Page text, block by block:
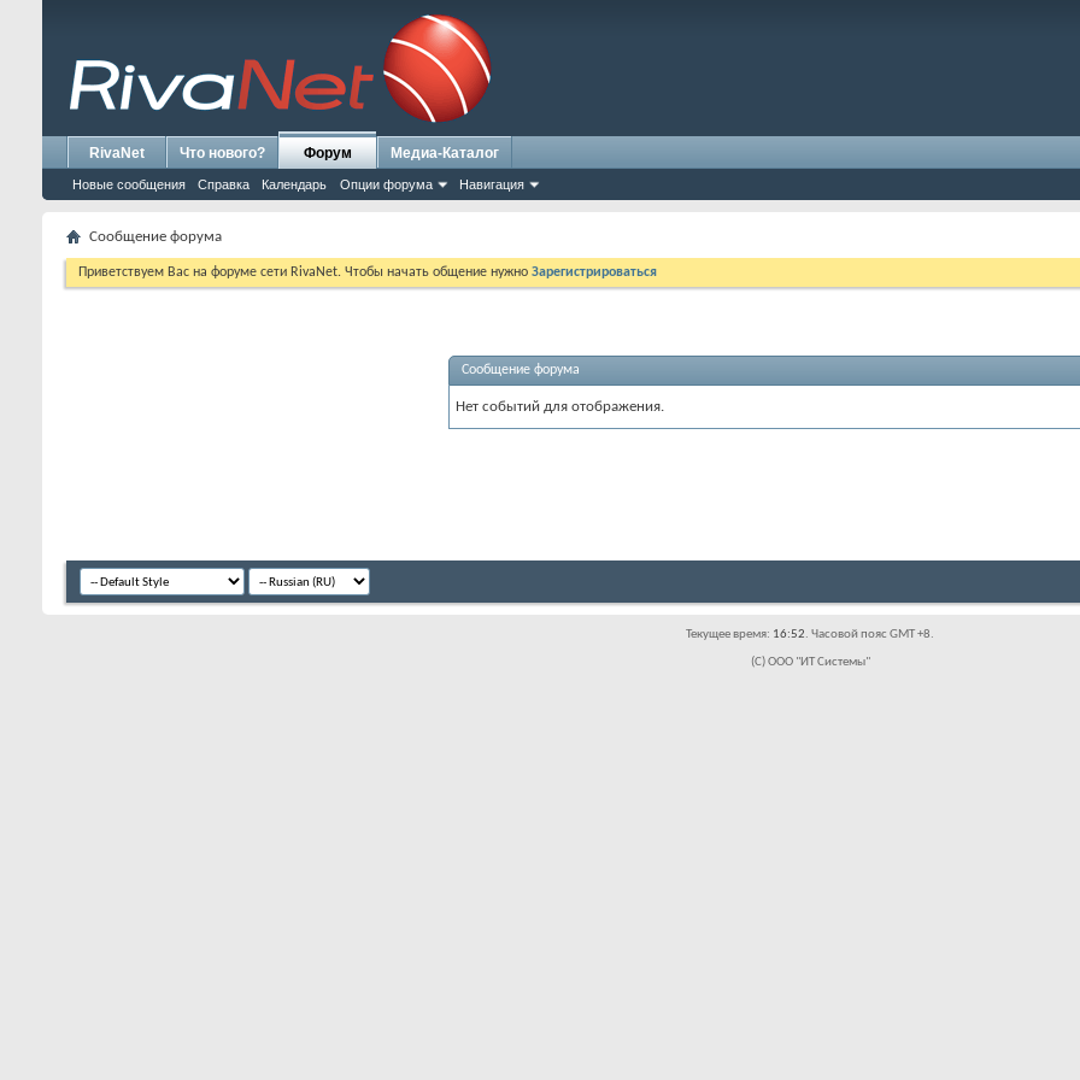
RivaNet Что нового? Форум
Новые сообщения Справка Календарь Опции форума Навигация
Медиа-Каталог
Сообщение форума
Приветствуем Вас на форуме сети RivaNet. Чтобы начать общение нужно Зарегистрироваться
Сообщение форума
Нет событий для отображения.
Текущее время: 16:52. Часовой пояс GMT +8.
(C) ООО "ИТ Системы"